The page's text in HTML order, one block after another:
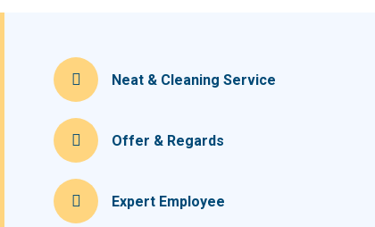
Neat & Cleaning Service
Offer & Regards
Expert Employee